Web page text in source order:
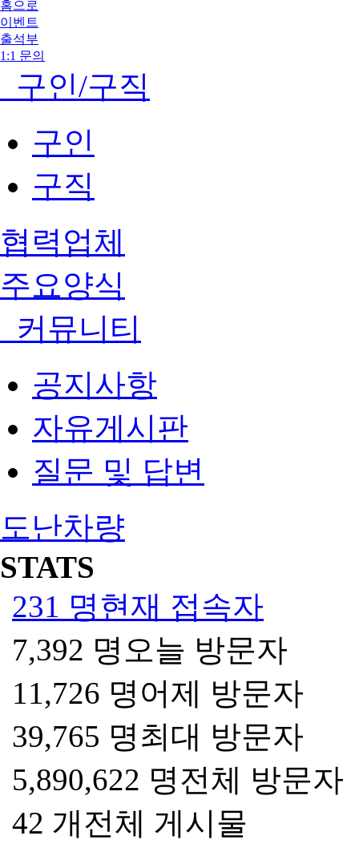
홈으로
이벤트
출석부
1:1 문의
구인/구직
구인
구직
협력업체
주요양식
커뮤니티
공지사항
자유게시판
질문 및 답변
도난차량
STATS
231 명현재 접속자
7,392 명오늘 방문자
11,726 명어제 방문자
39,765 명최대 방문자
5,890,622 명전체 방문자
42 개전체 게시물